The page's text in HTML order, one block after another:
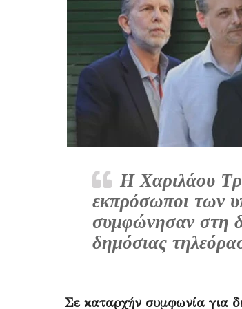
Η Χαριλάου
εκπρόσωποι των
συμφώνησαν στη
δημόσιας
Σε καταρχήν συμφωνία για